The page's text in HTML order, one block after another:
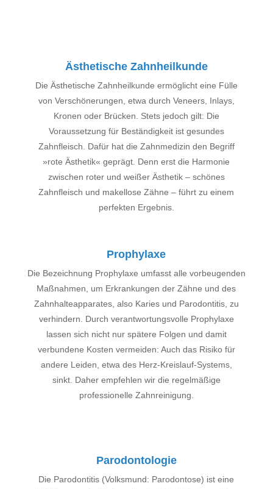
Ästhetische Zahnheilkunde
Die Ästhetische Zahnheilkunde ermöglicht eine Fülle
von Verschönerungen, etwa durch Veneers, Inlays,
Kronen oder Brücken. Stets jedoch gilt: Die
Voraussetzung für Beständigkeit ist gesundes
Zahnfleisch. Dafür hat die Zahnmedizin den Begriff
»rote Ästhetik« geprägt. Denn erst die Harmonie
zwischen roter und weißer Ästhetik – schönes
Zahnfleisch und makellose Zähne – führt zu einem
perfekten Ergebnis.
Prophylaxe
Die Bezeichnung Prophylaxe umfasst alle vorbeugenden
Maßnahmen, um Erkrankungen der Zähne und des
Zahnhalteapparates, also Karies und Parodontitis, zu
verhindern. Durch verantwortungsvolle Prophylaxe
lassen sich nicht nur spätere Folgen und damit
verbundene Kosten vermeiden: Auch das Risiko für
andere Leiden, etwa des Herz-Kreislauf-Systems,
sinkt. Daher empfehlen wir die regelmäßige
professionelle Zahnreinigung.
Parodontologie
Die Parodontitis (Volksmund: Parodontose) ist eine